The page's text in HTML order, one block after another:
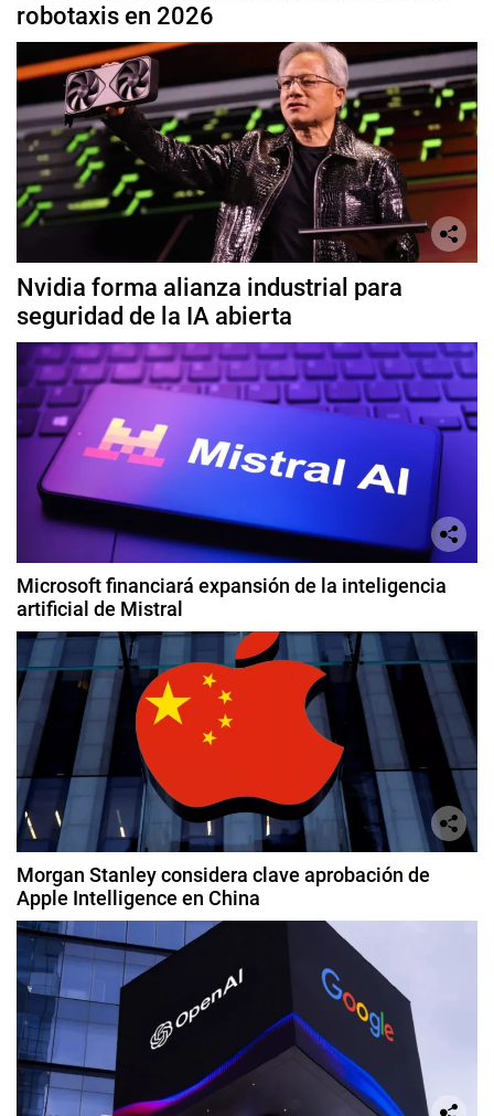
robotaxis en 2026
Nvidia forma alianza industrial para
seguridad de la IA abierta
Microsoft financiará expansión de la inteligencia
artificial de Mistral
Morgan Stanley considera clave aprobación de
Apple Intelligence en China